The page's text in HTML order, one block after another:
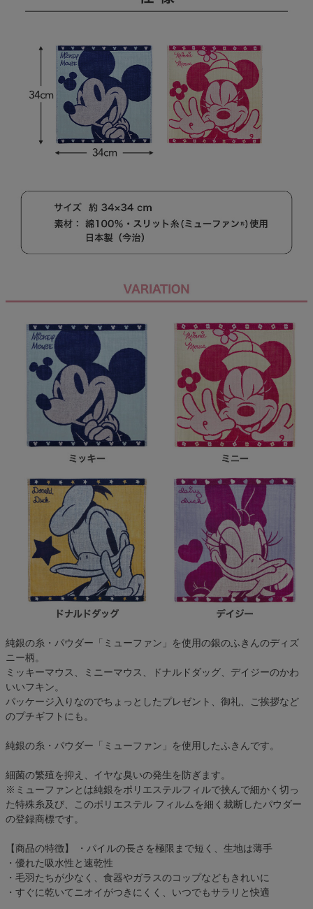
純銀の糸・パウダー「ミューファン」を使用の銀のふきんのディズ
ニー柄。
ミッキーマウス、ミニーマウス、ドナルドダッグ、デイジーのかわ
いいフキン。
パッケージ入りなのでちょっとしたプレゼント、御礼、ご挨拶など
のプチギフトにも。
純銀の糸・パウダー「ミューファン」を使用したふきんです。
細菌の繁殖を抑え、イヤな臭いの発生を防ぎます。
※ミューファンとは純銀をポリエステルフィルで挟んで細かく切っ
た特殊糸及び、このポリエステル フィルムを細く裁断したパウダー
の登録商標です。
【商品の特徴】 ・パイルの長さを極限まで短く、生地は薄手
・優れた吸水性と速乾性
・毛羽たちが少なく、食器やガラスのコップなどもきれいに
・すぐに乾いてニオイがつきにくく、いつでもサラリと快適